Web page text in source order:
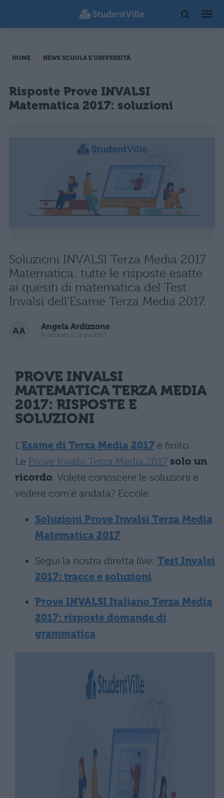
HOME NEWS SCUOLA E UNIVERSITÀ
Risposte Prove INVALSI
Matematica 2017: soluzioni
Soluzioni INVALSI Terza Media 2017
Matematica: tutte le risposte esatte
ai quesiti di matematica del Test
Invalsi dell'Esame Terza Media 2017.
Angela Ardizzone
Pubblicato il 15 giu 2017
PROVE INVALSI
MATEMATICA TERZA MEDIA
2017: RISPOSTE E
SOLUZIONI
L'Esame di Terza Media 2017è finito.
Le Prove Invalsi Terza Media 2017solo un
ricordo. Volete conoscere le soluzioni e
vedere com'è andata? Eccole:
Soluzioni Prove Invalsi Terza Media
Matematica 2017
Segui la nostra diretta live: Test Invalsi
2017: tracce e soluzioni
Prove INVALSI Italiano Terza Media
2017: risposte domande di
grammatica